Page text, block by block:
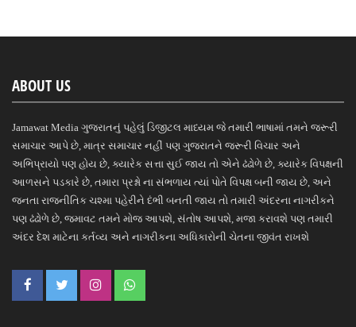
ABOUT US
Jamawat Media ગુજરાતનું પહેલું ડિજીટલ માધ્યમ જે તમારી ભાષામાં તમને જરૂરી
સમાચાર આપે છે, માત્ર સમાચાર નહીં પણ ગુજરાતને જરૂરી વિચાર અને
અભિપ્રાયો પણ હોય છે, ક્યારેક સત્તા સુઈ જાય તો એને ઢંઢોળે છે, ક્યારેક વિપક્ષની
આળસને પડકારે છે, તમારા પ્રશ્નો ના સંભળાય ત્યાં પોતે વિપક્ષ બની જાય છે, અને
જનતા રાજનીતિક ચશ્મા પહેરીને દંભી બનતી જાય તો તમારી અંદરના નાગરીકને
પણ ઢંઢોળે છે, જમાવટ તમને મોજ આપશે, સંતોષ આપશે, મજા કરાવશે પણ તમારી
અંદર દેશ માટેના કર્તવ્ય અને નાગરીકના અધિકારોની ચેતના જીવંત રાખશે